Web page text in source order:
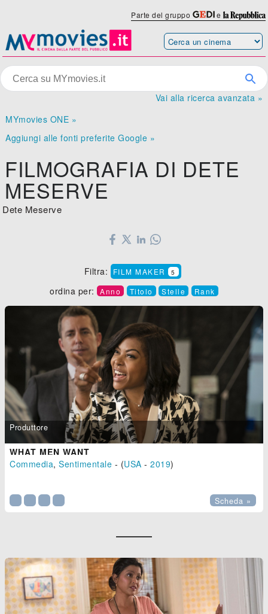
Parte del gruppo e
Vai alla ricerca avanzata »
MYmovies ONE »
Aggiungi alle fonti preferite Google »
FILMOGRAFIA DI DETE
MESERVE
Dete Meserve
Filtra: FILM MAKER 5
ordina per: Anno Titolo Stelle Rank
Produttore
WHAT MEN WANT
Commedia,Sentimentale - (USA -2019)
Scheda »